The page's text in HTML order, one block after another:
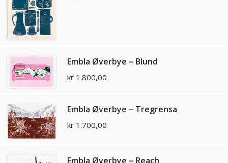
Embla Øverbye – Blund
kr 1.800,00
Embla Øverbye – Tregrensa
kr 1.700,00
Embla Øverbye – Reach